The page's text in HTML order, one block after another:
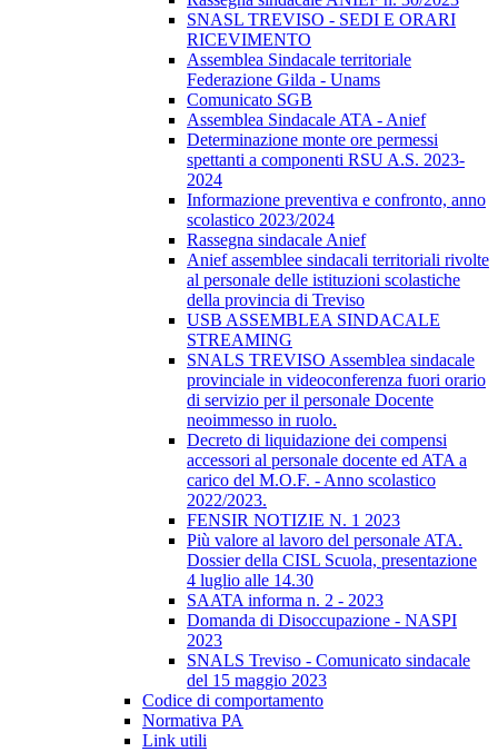
SNASL TREVISO - SEDI E ORARI
RICEVIMENTO
Assemblea Sindacale territoriale
Federazione Gilda - Unams
Comunicato SGB
Assemblea Sindacale ATA - Anief
Determinazione monte ore permessi
spettanti a componenti RSU A.S. 2023-
2024
Informazione preventiva e confronto, anno
scolastico 2023/2024
Rassegna sindacale Anief
Anief assemblee sindacali territoriali rivolte
al personale delle istituzioni scolastiche
della provincia di Treviso
USB ASSEMBLEA SINDACALE
STREAMING
SNALS TREVISO Assemblea sindacale
provinciale in videoconferenza fuori orario
di servizio per il personale Docente
neoimmesso in ruolo.
Decreto di liquidazione dei compensi
accessori al personale docente ed ATA a
carico del M.O.F. - Anno scolastico
2022/2023.
FENSIR NOTIZIE N. 1 2023
Più valore al lavoro del personale ATA.
Dossier della CISL Scuola, presentazione
4 luglio alle 14.30
SAATA informa n. 2 - 2023
Domanda di Disoccupazione - NASPI
2023
SNALS Treviso - Comunicato sindacale
del 15 maggio 2023
Codice di comportamento
Normativa PA
Link utili